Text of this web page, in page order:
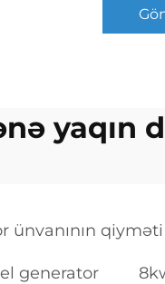
yaqın
ünvanının qiyməti
generator